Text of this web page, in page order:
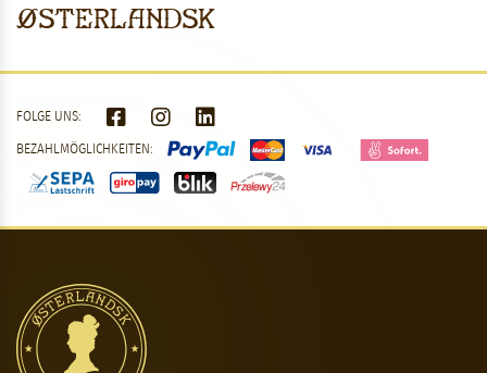
Østerlandsk
FOLGE UNS:
BEZAHLMÖGLICHKEITEN: